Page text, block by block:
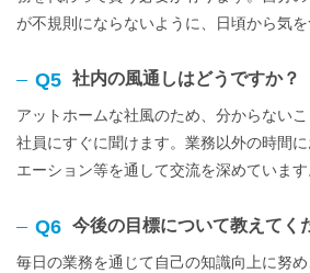
が不規則にならないように、日頃から気を
Q5 社内の風通しはどうですか？
アットホームな社風のため、分からない
社員にすぐに聞けます。業務以外の時間
エーション等を通して交流を深めています
Q6 今後の目標について教えてく
毎日の業務を通じて自己の知識向上に努